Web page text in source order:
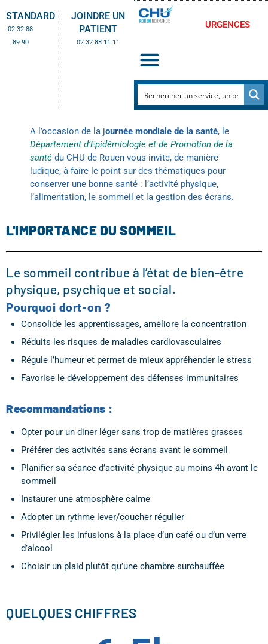
STANDARD
02 32 88
89 90
JOINDRE UN
PATIENT
02 32 88 11 11
URGENCES
A l’occasion de la journée mondiale de la santé, le
Département d’Epidémiologie et de Promotion de la
santé du CHU de Rouen vous invite, de manière
ludique, à faire le point sur des thématiques pour
conserver une bonne santé : l’activité physique,
l’alimentation, le sommeil et la gestion des écrans.
L'IMPORTANCE DU SOMMEIL
Le sommeil contribue à l’état de bien-être
physique, psychique et social.
Pourquoi dort-on ?
Consolide les apprentissages, améliore la concentration
Réduits les risques de maladies cardiovasculaires
Régule l’humeur et permet de mieux appréhender le stress
Favorise le développement des défenses immunitaires
Recommandations :
Opter pour un diner léger sans trop de matières grasses
Préférer des activités sans écrans avant le sommeil
Planifier sa séance d’activité physique au moins 4h avant le
sommeil
Instaurer une atmosphère calme
Adopter un rythme lever/coucher régulier
Privilégier les infusions à la place d’un café ou d’un verre
d’alcool
Choisir un plaid plutôt qu’une chambre surchauffée
QUELQUES CHIFFRES